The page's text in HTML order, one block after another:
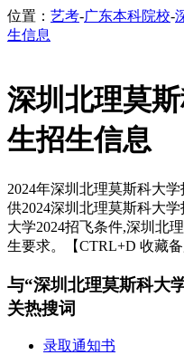
位置： 艺考-广东本科院校-
生信息
深圳北理莫
生招生信息
2024年深圳北理莫斯科大
供2024深圳北理莫斯科大
大学2024招飞条件,深圳北
生要求。【CTRL+D 收藏备
与“深圳北理莫斯科大
关热搜词
录取通知书